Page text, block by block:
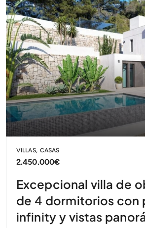
VILLAS, CASAS
2.450.000€
Excepcional villa de
de 4 dormitorios con
infinity y vistas